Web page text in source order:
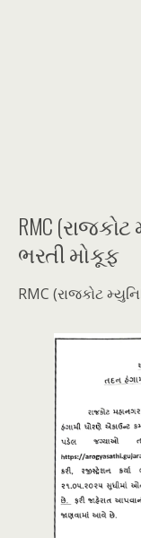
RMC
ભરતી મોકૂફ
RMC (રાજકોટ